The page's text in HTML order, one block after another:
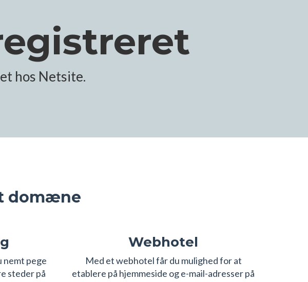
hos Netsite.
domæne
nemt pege
steder på
Webhotel
Med et webhotel får du mulighed for at
etablere på hjemmeside og e-mail-adresser på